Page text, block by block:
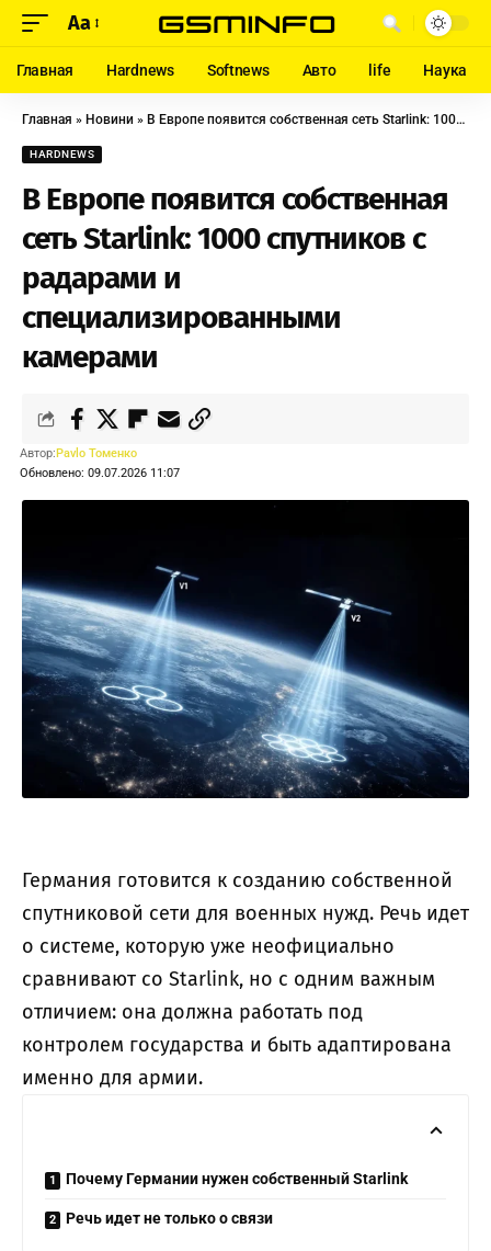
Aa
Главная Hardnews Softnews Авто life Наука
Главная » Новини » В Европе появится собственная сеть Starlink: 1000 спутников с радарами и специализированными камерами
HARDNEWS
В Европе появится собственная
сеть Starlink: 1000 спутников с
радарами и
специализированными
камерами
Обновлено: 09.07.2026 11:07
Автор:Pavlo Томенко
Германия готовится к созданию собственной
спутниковой сети для военных нужд. Речь идет
о системе, которую уже неофициально
сравнивают со Starlink, но с одним важным
отличием: она должна работать под
контролем государства и быть адаптирована
именно для армии.
Почему Германии нужен собственный Starlink
Речь идет не только о связи